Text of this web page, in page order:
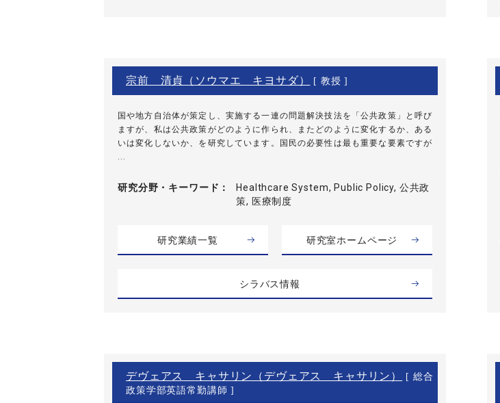
宗前 清貞（ソウマエ キヨサダ） [ 教授 ]
国や地方自治体が策定し、実施する一連の問題解決技法を「公共政策」と呼び
ますが、私は公共政策がどのように作られ、またどのように変化するか、ある
いは変化しないか、を研究しています。国民の必要性は最も重要な要素ですが
研究分野・ キーワード
Healthcare System, Public Policy, 公共政
策, 医療制度
研究業績一覧 研究室ホームページ
シラバス情報
デヴェアス キャサリン（デヴェアス キャサリン）
[ 総合
政策学部英語常勤講師 ]